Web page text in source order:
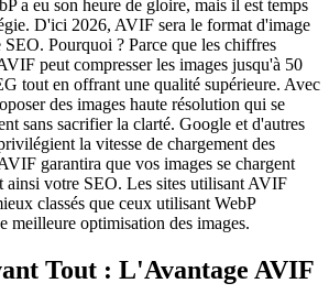
a eu son heure de gloire, mais il est temps
D'ici 2026, AVIF sera le format d'image
Pourquoi ? Parce que les chiffres
peut compresser les images jusqu'à 50
tout en offrant une qualité supérieure. Avec
des images haute résolution qui se
sans sacrifier la clarté. Google et d'autres
la vitesse de chargement des
garantira que vos images se chargent
ainsi votre SEO. Les sites utilisant AVIF
classés que ceux utilisant WebP
meilleure optimisation des images.
Tout : L'Avantage AVIF